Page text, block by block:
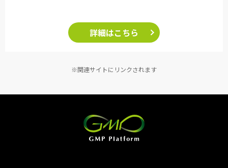
詳細はこちら
※関連サイトにリンクされます